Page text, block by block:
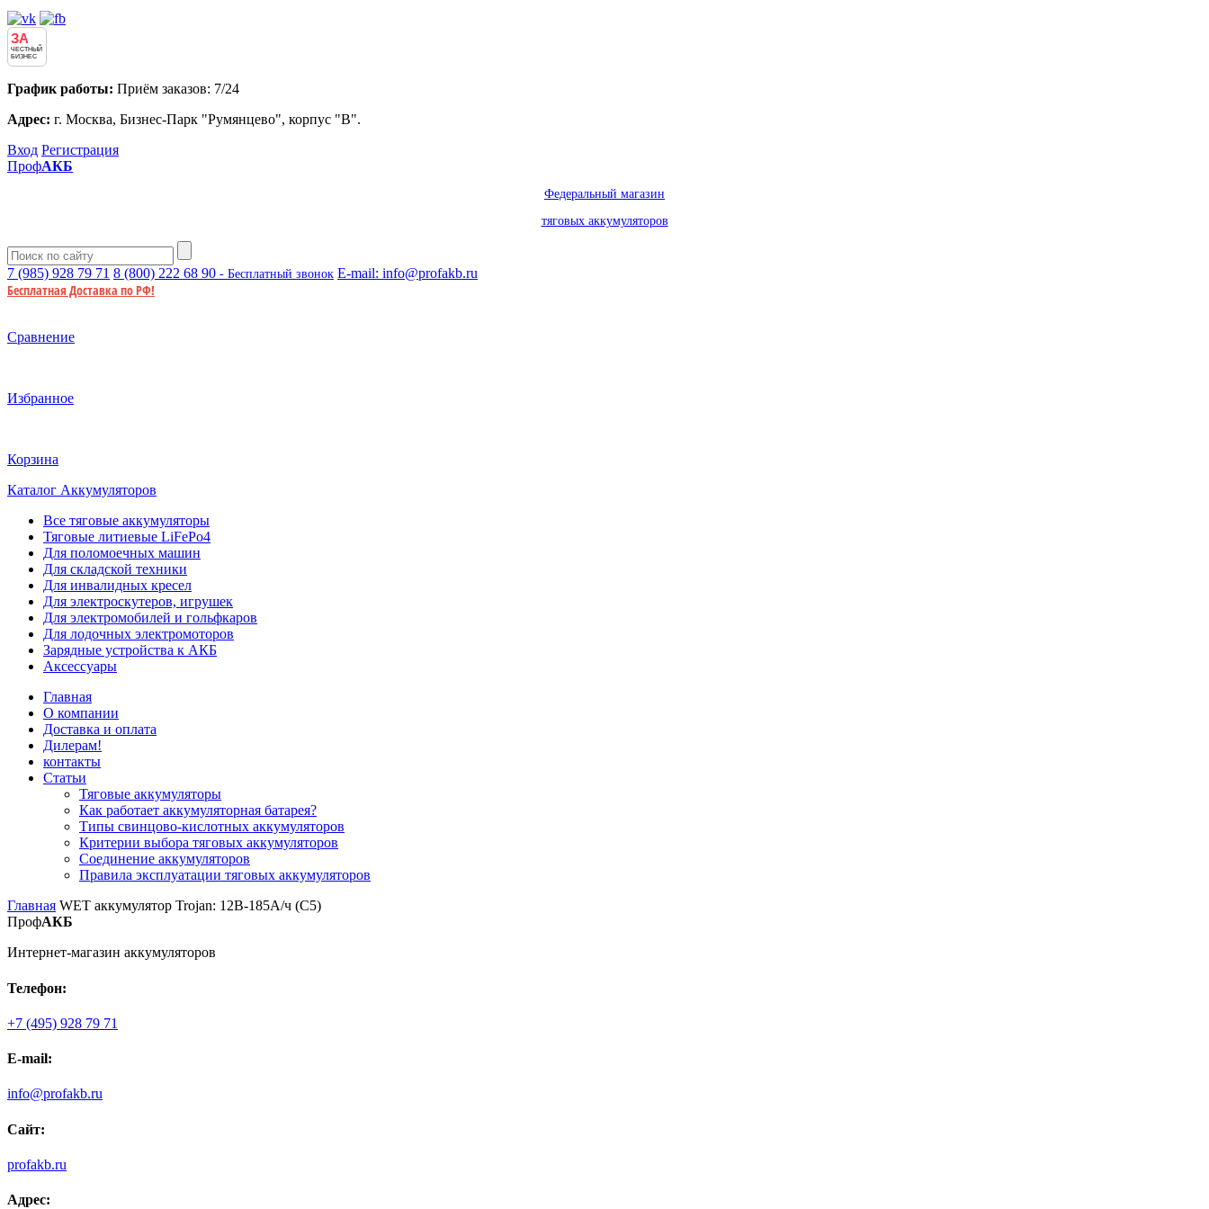
ЗА
ЧЕСТНЫЙ
БИЗНЕС
График работы: Приём заказов: 7/24
Адрес: г. Москва, Бизнес-Парк "Румянцево", корпус "В".
Вход Регистрация
ПрофАКБ
Федеральный магазин
тяговых аккумуляторов
7 (985) 928 79 71 8 (800) 222 68 90 - Бесплатный звонок E-mail: info@profakb.ru
Бесплатная Доставка по РФ!
Сравнение
Избранное
Корзина
Каталог Аккумуляторов
Все тяговые аккумуляторы
Тяговые литиевые LiFePo4
Для поломоечных машин
Для складской техники
Для инвалидных кресел
Для электроскутеров, игрушек
Для электромобилей и гольфкаров
Для лодочных электромоторов
Зарядные устройства к АКБ
Аксессуары
Главная
О компании
Доставка и оплата
Дилерам!
контакты
Статьи
Тяговые аккумуляторы
Как работает аккумуляторная батарея?
Типы свинцово-кислотных аккумуляторов
Критерии выбора тяговых аккумуляторов
Соединение аккумуляторов
Правила эксплуатации тяговых аккумуляторов
Главная WET аккумулятор Trojan: 12В-185А/ч (С5)
ПрофАКБ
Интернет-магазин аккумуляторов
Телефон:
+7 (495) 928 79 71
E-mail:
info@profakb.ru
Сайт:
profakb.ru
Адрес: